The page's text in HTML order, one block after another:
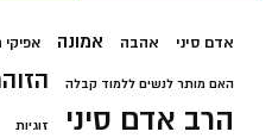
אדם סיני אהבה אמונה אפיקי
האם מותר לנשים ללמוד קבלה
הרב אדם סיני זוגיות